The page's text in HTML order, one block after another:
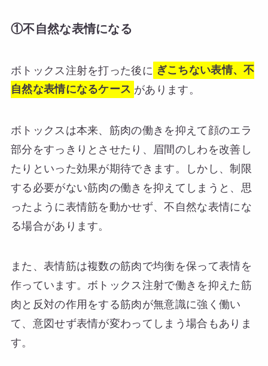
①不自然な表情になる
ボトックス注射を打った後に ぎこちない表情、不
自然な表情になるケース があります。
ボトックスは本来、筋肉の働きを抑えて顔のエラ
部分をすっきりとさせたり、眉間のしわを改善し
たりといった効果が期待できます。しかし、制限
する必要がない筋肉の働きを抑えてしまうと、思
ったように表情筋を動かせず、不自然な表情にな
る場合があります。
また、表情筋は複数の筋肉で均衡を保って表情を
作っています。ボトックス注射で働きを抑えた筋
肉と反対の作用をする筋肉が無意識に強く働い
て、意図せず表情が変わってしまう場合もありま
す。